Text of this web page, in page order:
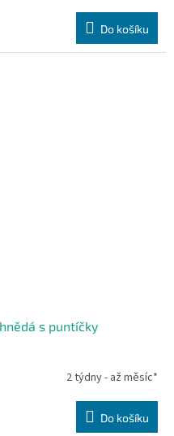
Do košíku
s puntíčky
2 týdny - až měsíc*
Do košíku